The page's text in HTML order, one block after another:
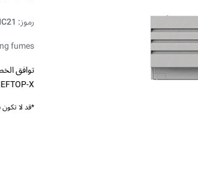
رموز: XEDHA-HC21
fumes.
توافق
X™
*قد لا